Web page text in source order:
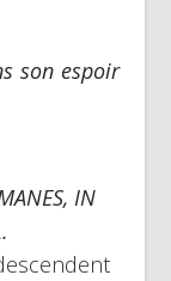
son espoir
IN